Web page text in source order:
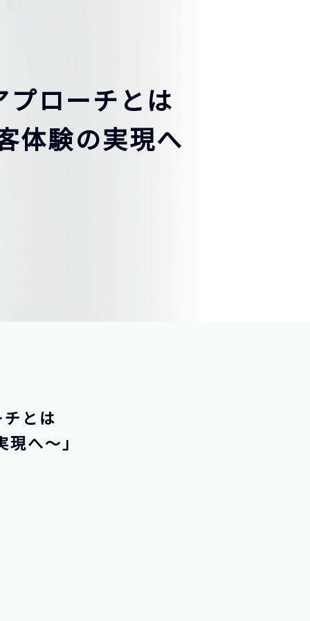
ローチとは
体験の実現へ
とは
へ～」